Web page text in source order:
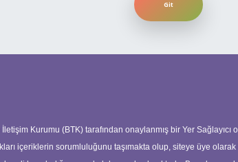
Kurumu (BTK) tarafından onaylanmış bir Yer Sağlayıcı
içeriklerin sorumluluğunu taşımakta olup, siteye üye